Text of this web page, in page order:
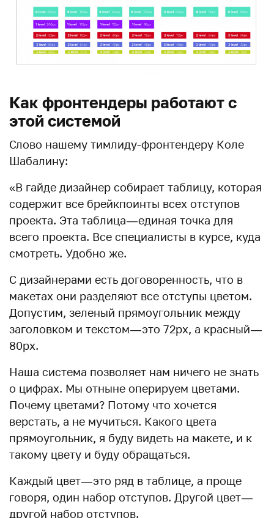
Как фронтендеры работают с
этой системой
Слово нашему тимлиду-фронтендеру Коле
Шабалину:
«В гайде дизайнер собирает таблицу, которая
содержит все брейкпоинты всех отступов
проекта. Эта таблица — единая точка для
всего проекта. Все специалисты в курсе, куда
смотреть. Удобно же.
С дизайнерами есть договоренность, что в
макетах они разделяют все отступы цветом.
Допустим, зеленый прямоугольник между
заголовком и текстом — это 72px, а красный —
80px.
Наша система позволяет нам ничего не знать
о цифрах. Мы отныне оперируем цветами.
Почему цветами? Потому что хочется
верстать, а не мучиться. Какого цвета
прямоугольник, я буду видеть на макете, и к
такому цвету и буду обращаться.
Каждый цвет — это ряд в таблице, а проще
говоря, один набор отступов. Другой цвет —
другой набор отступов.